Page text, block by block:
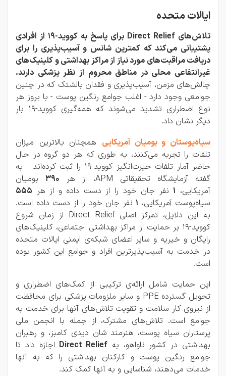
ایالات متحده
تلاش‌های Direct Relief برای پاسخ به کووید-19 از افرادی
پشتیبانی می‌کند که کمترین شانس و آسیب‌پذیری را برای
دریافت مراقبت‌های مورد نیاز از مراکز بهداشتی و کلینیک‌های
غیرانتفاعی محلی در مناطق محروم از نظر پزشکی دارند.
چالش‌های مزمن، آسیب‌پذیری و فقدان بالشتک که در چنین
جوامعی وجود دارد - اغلب جوامع رنگین پوست - با بروز هر
نوع اضطراری تشدید می‌شوند که همه‌گیری کووید-19 بار
دیگر نشان داد.
سیاه‌پوستان و بومیان آمریکایی همچنان بالاترین میزان
تلفات را تجربه می‌کنند، به طوری که هر دو گروه در حال
حاضر آمار تلفات حیرت‌انگیز کووید-19 را ثبت کرده‌اند - به
گفته آزمایشگاه تحقیقاتی APM، از هر
390 بومیان
آمریکایی، 1نفر جان خود را از دست داده و از هر 555
سیاه‌پوست آمریکایی، 1 نفر جان خود را از دست داده است.
به این دلایل، تمرکز اصلی Direct Relief از زمان شروع
کووید-19 بر حمایت از مراکز بهداشتی اجتماعی، کلینیک‌های
رایگان و خیریه و سایر اعضای شبکه‌ی ایمنی ایالات متحده
در خدمت به آسیب‌پذیرترین افراد و جوامع این کشور بوده
است.
این حمایت شامل ارائه‌ی ترکیبی از کمک‌های اضطراری و
تحویل گسترده PPE و سایر ملزومات پزشکی برای محافظت
از نیروی کار سلامت و تقویت تلاش‌های آنها برای خدمت به
جوامع است. تلاش‌های مشترک، از جمله با انجمن ملی
پرستاران سیاه پوست، هنرمند شان دیدی کامبز، و رهبران
بهداشتی در کشور ناواهو، به Direct Relief اجازه داد تا
جوامع رنگین پوست و کارکنان بهداشتی را که به آنها
خدمات می‌دهند، شناسایی و به آنها کمک کند.